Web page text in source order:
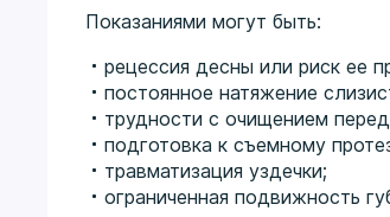
Показаниями могут быть:
рецессия десны или риск ее
постоянное натяжение
трудности с очищением
подготовка к съемному
травматизация уздечки;
ограниченная подвижность